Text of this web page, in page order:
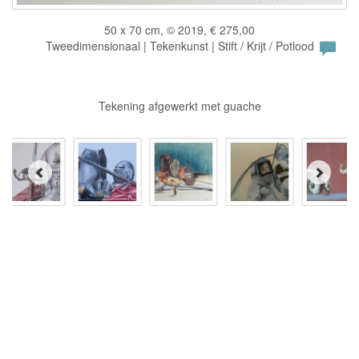
50 x 70 cm, © 2019, € 275,00
Tweedimensionaal | Tekenkunst | Stift / Krijt / Potlood
Tekening afgewerkt met guache